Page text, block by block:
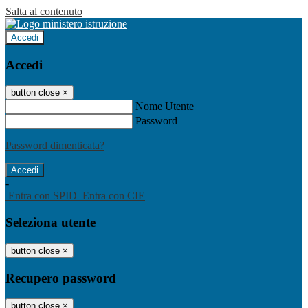
Salta al contenuto
Accedi
Accedi
button close ×
Nome Utente
Password
Password dimenticata?
-
Entra con SPID Entra con CIE
Seleziona utente
button close ×
Recupero password
button close ×